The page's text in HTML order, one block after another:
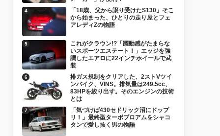
「18歳、父から譲り受けたS130」そこ
から始まった、ひとりの走り屋とフェ
アレディZの物語
これがクラウン!?「躍動感がたまらな
いスポーツエステート！」エッジを強
調したエアロに22インチホイールで武
装
排ガス規制をクリアした、2ストVツイ
ンバイク、VINS。排気量は249.5cc、
83HPを絞り出す。そのエンジンの技術
とは
「気づけば430セドリック沼にドップ
リ！」最終型ターボブロアムをシャコ
タンで愛し抜く男の物語